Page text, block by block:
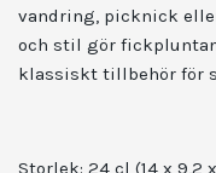
vandring, picknick
och stil gör
klassiskt tillbehör för
Storlek: 24 cl (14 x 9,2